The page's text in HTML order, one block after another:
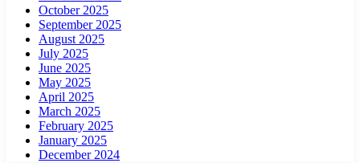
October 2025
September 2025
August 2025
July 2025
June 2025
May 2025
April 2025
March 2025
February 2025
January 2025
December 2024